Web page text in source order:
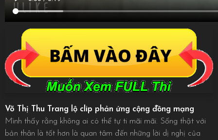
Võ Thị Thu Trang lộ clip phản ứng cộng đồng mạng
Mình thấy rằng không ai có thể tự ti mãi mãi. Sống thật với
bản thân là tốt hơn là quan tâm đến những lời dị nghị của